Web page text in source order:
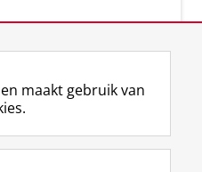
F
a
L
i
R
S
I
n
Y
o
maakt gebruik van